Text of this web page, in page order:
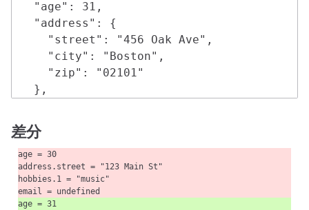
差分
age = 30
address.street = "123 Main St"
hobbies.1 = "music"
email = undefined
age = 31